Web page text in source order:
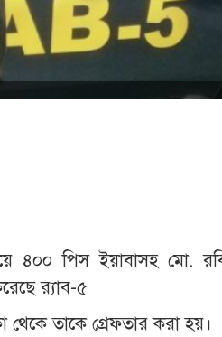
৪০০ পিস ইয়াবাসহ মো.
র‍্যাব-৫
থেকে তাকে গ্রেফতার করা হয়।